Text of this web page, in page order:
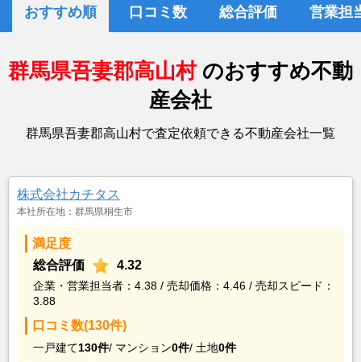
おすすめ順 口コミ数 総合評価 営業担
群馬県吾妻郡高山村 のおすすめ不動
産会社
群馬県吾妻郡高山村で査定依頼できる不動産会社一覧
株式会社カチタス
本社所在地：群馬県桐生市
満足度
総合評価
4.32
企業・営業担当者：4.38 / 売却価格：4.46 / 売却スピード：
3.88
口コミ数(130件)
一戸建て130件/ マンション0件/ 土地0件